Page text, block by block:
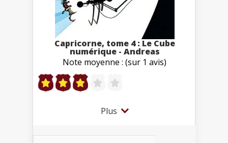
Capricorne, tome 4 : Le Cube
numérique - Andreas
Note moyenne : (sur 1 avis)
Plus